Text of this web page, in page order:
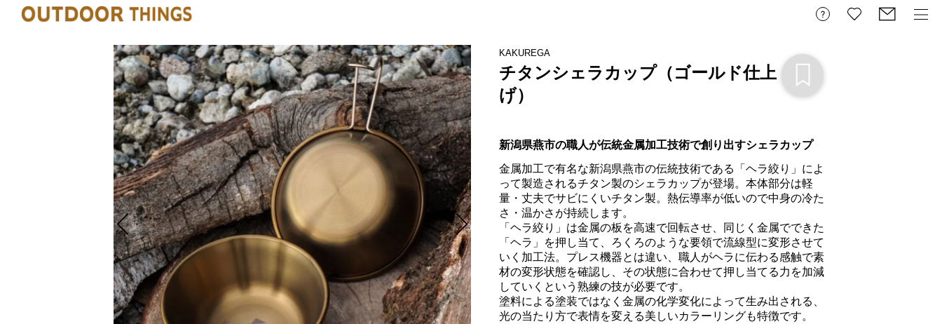
KAKUREGA
チタンシェラカップ（ゴールド仕上
げ）
新潟県燕市の職人が伝統金属加工技術で創り出すシェラカップ
金属加工で有名な新潟県燕市の伝統技術である「ヘラ絞り」によ
って製造されるチタン製のシェラカップが登場。本体部分は軽
量・丈夫でサビにくいチタン製。熱伝導率が低いので中身の冷た
さ・温かさが持続します。
「ヘラ絞り」は金属の板を高速で回転させ、同じく金属でできた
「ヘラ」を押し当て、ろくろのような要領で流線型に変形させて
いく加工法。プレス機器とは違い、職人がヘラに伝わる感触で素
材の変形状態を確認し、その状態に合わせて押し当てる力を加減
していくという熟練の技が必要です。
塗料による塗装ではなく金属の化学変化によって生み出される、
光の当たり方で表情を変える美しいカラーリングも特徴です。